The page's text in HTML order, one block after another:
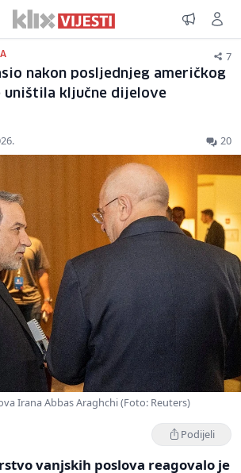
7
nakon posljednjeg američkog
uništila ključne dijelove
20
Irana Abbas Araghchi (Foto: Reuters)
Podijeli
vanjskih poslova reagovalo je